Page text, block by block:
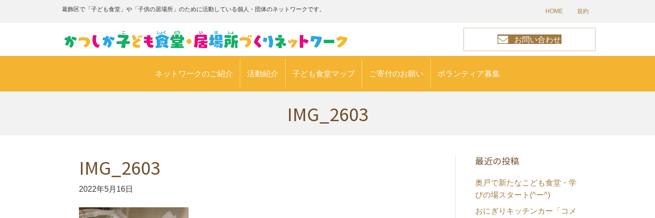
葛飾区で「子ども食堂」や「子供の居場所」のために活動している個人・団体のネットワークです。 HOME 規約
お問い合わせ
ネットワークのご紹介 活動紹介 子ども食堂マップ ご寄付のお願い ボランティア募集
IMG_2603
IMG_2603
2022年5月16日
最近の投稿
奥戸で新たなこども食堂・学
びの場スタート(^ー^)
おにぎりキッチンカー「コメ